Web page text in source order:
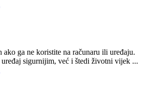
ga ne koristite na računaru ili uređaju.
sigurnijim, već i štedi životni vijek ...